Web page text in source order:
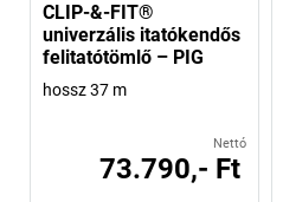
CLIP-&-FIT®
univerzális itatókendős
felitatótömlő – PIG
hossz 37 m
Nettó
73.790,- Ft